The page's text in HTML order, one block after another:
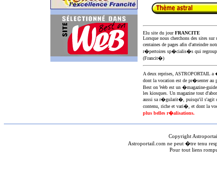
Elu site du jourFRANCITE
Lorsque nous cherchons des sites
centaines de pages afin d'atteindre
r�pertoires sp�cialis�s qui
(Francit�)
A deux reprises,
dont la vocation est de pr�senter au
Best on Web est un �magazine-
les kiosques. Un magazine tout
aussi sa r�gularit�, puisqu'il s'agit
contenu, riche et vari�, et dont la
plus belles r�alisations.
Copyright
Astroportail.com ne peut �tre tenu
Pour tout liens